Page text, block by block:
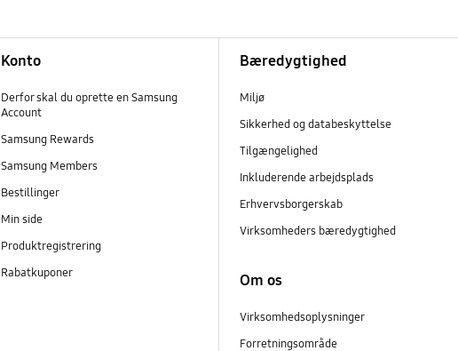
Konto
Derfor skal du oprette en Samsung
Account
Samsung Rewards
Samsung Members
Bestillinger
Min side
Produktregistrering
Rabatkuponer
Bæredygtighed
Miljø
Sikkerhed og databeskyttelse
Tilgængelighed
Inkluderende arbejdsplads
Erhvervsborgerskab
Virksomheders bæredygtighed
Om os
Virksomhedsoplysninger
Forretningsområde